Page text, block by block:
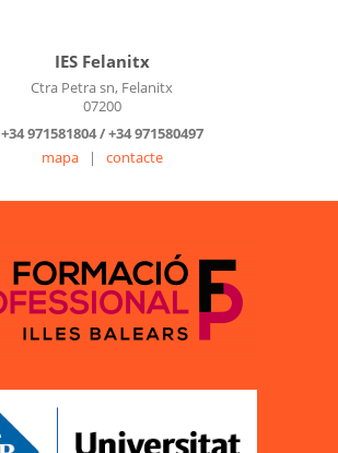
IES Felanitx
Ctra Petra sn, Felanitx
07200
+34 971581804 / +34 971580497
mapa
| contacte